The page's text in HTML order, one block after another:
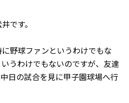
です。
野球ファンというわけでもな
うわけでもないのですが、友達
日の試合を見に甲子園球場へ行